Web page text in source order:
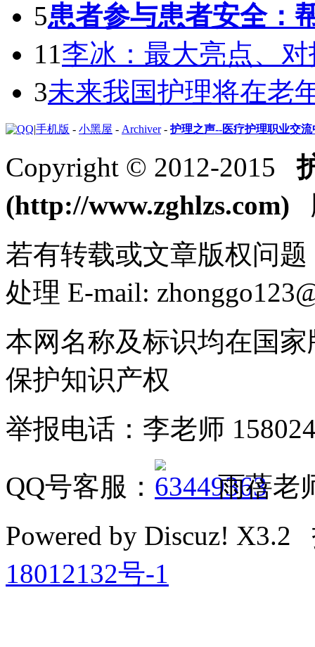
5患者参与患者安全：
11李冰：最大亮点、
3未来我国护理将在老
|手机版 - 小黑屋 - Archiver- 护理之声--医疗护理职业交
Copyright © 2012-2015
(http://www.zghlzs.com)
若有转载或文章版权问
处理 E-mail:
本网名称及标识均在国
保护知识产权
举报电话：李老师
QQ号客服：
雨蓓老
Powered by Discuz!
18012132号-1